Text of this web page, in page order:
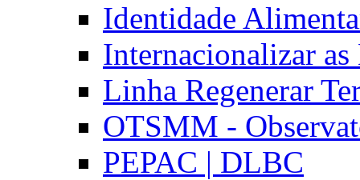
Identidade
Internacionalizar
Linha Regenerar
OTSMM -
PEPAC | DLBC